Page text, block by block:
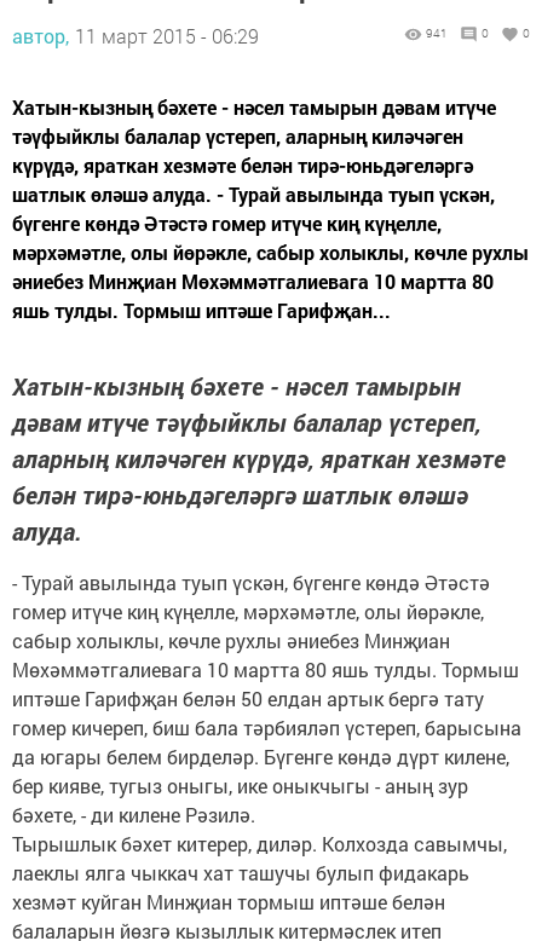
автор, 11 март 2015 - 06:29 941 0 0
Хатын-кызның бәхете - нәсел тамырын дәвам итүче
тәүфыйклы балалар үстереп, аларның киләчәген
күрүдә, яраткан хезмәте белән тирә-юньдәгеләргә
шатлык өләшә алуда. - Турай авылында туып үскән,
бүгенге көндә Әтәстә гомер итүче киң күңелле,
мәрхәмәтле, олы йөрәкле, сабыр холыклы, көчле рухлы
әниебез Минҗиан Мөхәммәтгалиевага 10 мартта 80
яшь тулды. Тормыш иптәше Гарифҗан...
Хатын-кызның бәхете - нәсел тамырын
дәвам итүче тәүфыйклы балалар үстереп,
аларның киләчәген күрүдә, яраткан хезмәте
белән тирә-юньдәгеләргә шатлык өләшә
алуда.
- Турай авылында туып үскән, бүгенге көндә Әтәстә
гомер итүче киң күңелле, мәрхәмәтле, олы йөрәкле,
сабыр холыклы, көчле рухлы әниебез Минҗиан
Мөхәммәтгалиевага 10 мартта 80 яшь тулды. Тормыш
иптәше Гарифҗан белән 50 елдан артык бергә тату
гомер кичереп, биш бала тәрбияләп үстереп, барысына
да югары белем бирделәр. Бүгенге көндә дүрт килене,
бер кияве, тугыз оныгы, ике оныкчыгы - аның зур
бәхете, - ди килене Рәзилә.
Тырышлык бәхет китерер, диләр. Колхозда савымчы,
лаеклы ялга чыккач хат ташучы булып фидакарь
хезмәт куйган Минҗиан тормыш иптәше белән
балаларын йөзгә кызыллык китермәслек итеп